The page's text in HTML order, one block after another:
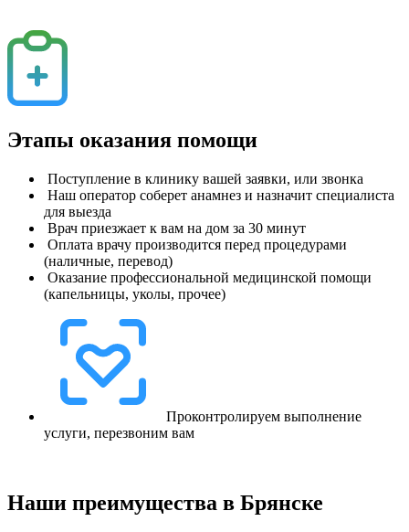
Этапы оказания помощи
Поступление в клинику вашей заявки, или звонка
Наш оператор соберет анамнез и назначит специалиста
для выезда
Врач приезжает к вам на дом за 30 минут
Оплата врачу производится перед процедурами
(наличные, перевод)
Оказание профессиональной медицинской помощи
(капельницы, уколы, прочее)
Проконтролируем выполнение
услуги, перезвоним вам
Наши преимущества в Брянске